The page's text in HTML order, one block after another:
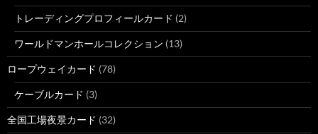
トレーディングプロフィールカード (2)
ワールドマンホールコレクション (13)
ロープウェイカード (78)
ケーブルカード (3)
全国工場夜景カード (32)